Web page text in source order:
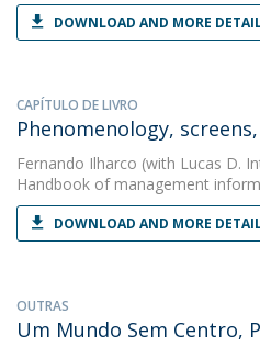
DOWNLOAD AND MORE
CAPÍTULO DE LIVRO
Phenomenology,
Fernando Ilharco (with Lucas D.
Handbook of management
DOWNLOAD AND MORE
OUTRAS
Um Mundo Sem Centro,